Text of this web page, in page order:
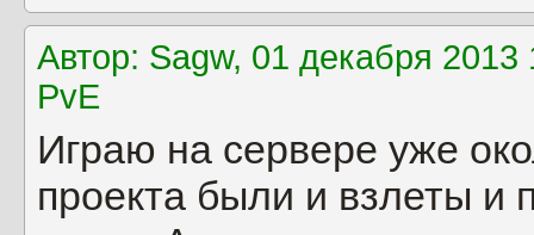
Автор: Sagw, 01 декабря
PvE
Играю на сервере уже
проекта были и взлеты и